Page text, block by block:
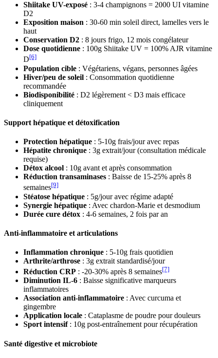
Shiitake UV-exposé : 3-4 champignons = 2000 UI vitamine
D2
Exposition maison : 30-60 min soleil direct, lamelles vers le
haut
Conservation D2 : 8 jours frigo, 12 mois congélateur
Dose quotidienne : 100g Shiitake UV = 100% AJR vitamine
D[6]
Population cible : Végétariens, végans, personnes âgées
Hiver/peu de soleil : Consommation quotidienne
recommandée
Biodisponibilité : D2 légèrement < D3 mais efficace
cliniquement
Support hépatique et détoxification
Protection hépatique : 5-10g frais/jour avec repas
Hépatite chronique : 3g extrait/jour (consultation médicale
requise)
Détox alcool : 10g avant et après consommation
Réduction transaminases : Baisse de 15-25% après 8
semaines[9]
Stéatose hépatique : 5g/jour avec régime adapté
Synergie hépatique : Avec chardon-Marie et desmodium
Durée cure détox : 4-6 semaines, 2 fois par an
Anti-inflammatoire et articulations
Inflammation chronique : 5-10g frais quotidien
Arthrite/arthrose : 3g extrait standardisé/jour
Réduction CRP : -20-30% après 8 semaines[7]
Diminution IL-6 : Baisse significative marqueurs
inflammatoires
Association anti-inflammatoire : Avec curcuma et
gingembre
Application locale : Cataplasme de poudre pour douleurs
Sport intensif: 10g post-entraînement pour récupération
Santé digestive et microbiote